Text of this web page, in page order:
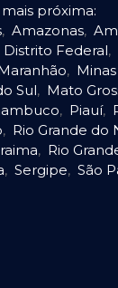
próxima:
, Amazonas,
Distrito Federal,
,
Sul, Mato
, Piauí,
, Rio Grande do
, Rio
, Sergipe, São